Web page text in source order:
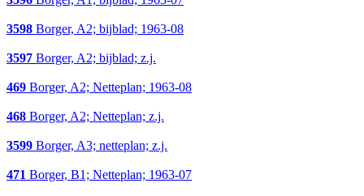
3598 Borger, A2; bijblad; 1963-08
3597 Borger, A2; bijblad; z.j.
469 Borger, A2; Netteplan; 1963-08
468 Borger, A2; Netteplan; z.j.
3599 Borger, A3; netteplan; z.j.
471 Borger, B1; Netteplan; 1963-07